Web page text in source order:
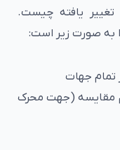
یافته چیست.
به صورت زیر است:
تمام جهات
مقایسه (جهت محرک